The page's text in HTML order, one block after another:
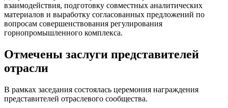
взаимодействия, подготовку совместных аналитических
материалов и выработку согласованных предложений по
вопросам совершенствования регулирования
горнопромышленного комплекса.
Отмечены заслуги представителей
отрасли
В рамках заседания состоялась церемония награждения
представителей отраслевого сообщества.